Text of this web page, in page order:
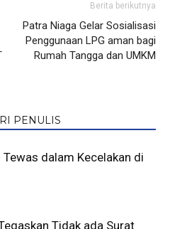
Berita berikutnya
Patra Niaga Gelar Sosialisasi
Penggunaan LPG aman bagi
Rumah Tangga dan UMKM
PENULIS
Tewas dalam Kecelakan di
Tidak ada Surat